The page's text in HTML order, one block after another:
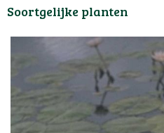
Soortgelijke planten